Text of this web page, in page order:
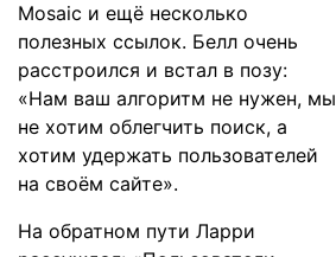
Mosaic и ещё несколько
полезных ссылок. Белл очень
расстроился и встал в позу:
«Нам ваш алгоритм не нужен, мы
не хотим облегчить поиск, а
хотим удержать пользователей
на своём сайте».
На обратном пути Ларри